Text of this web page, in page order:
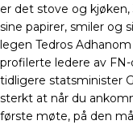
er det stove og
sine papirer, smiler og
legen Tedros
profilerte ledere av
tidligere statsminister
sterkt at når du
første møte, på den